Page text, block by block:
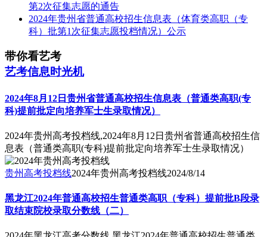
第2次征集志愿的通告
2024年贵州省普通高校招生信息表（体育类高职（专
科）批第1次征集志愿投档情况）公示
带你看艺考
艺考信息时光机
2024年8月12日贵州省普通高校招生信息表（普通类高职(专
科)提前批定向培养军士生录取情况）
2024年贵州高考投档线,2024年8月12日贵州省普通高校招生信
息表（普通类高职(专科)提前批定向培养军士生录取情况）
贵州高考投档线2024年贵州高考投档线2024/8/14
黑龙江2024年普通高校招生普通类高职（专科）提前批B段录
取结束院校录取分数线（二）